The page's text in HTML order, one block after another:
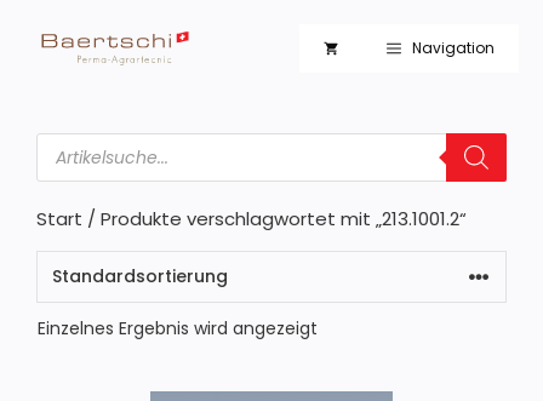
Inhalt
Navigation
Products
search
Start / Produkte verschlagwortet mit „213.1001.2“
Einzelnes Ergebnis wird angezeigt